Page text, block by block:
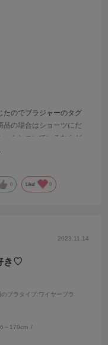
たのでブラジャーのタグ
品の場合はショーツにだ
。もしついているならど
商品だったのでフリマ
0 Like! 0
2023.11.14
き♡
ブラタイプ :ワイヤーブラ
～170cm